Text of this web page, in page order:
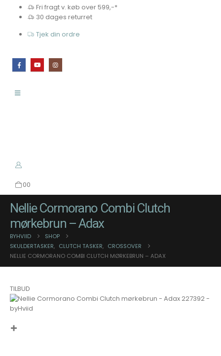
Fri fragt v. køb over 599,-*
30 dages returret
Tjek din ordre
00
Nellie Cormorano Combi Clutch
mørkebrun – Adax
BYHVIID
SHOP
SKULDERTASKER, CLUTCH TASKER, CROSSOVER
NELLIE CORMORANO COMBI CLUTCH MØRKEBRUN – ADAX
TILBUD